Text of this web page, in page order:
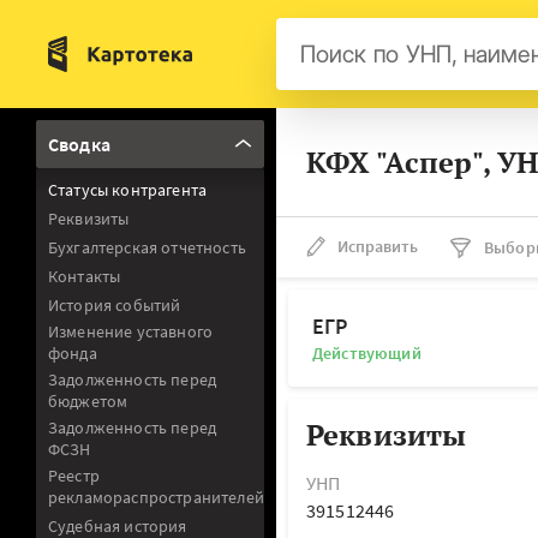
Сводка
Статусы контрагента
Реквизиты
Бухгалтерская отчетность
Контакты
История событий
Изменение уставного
фонда
Задолженность перед
бюджетом
Задолженность перед
ФСЗН
Реестр
рекламораспространителей
Судебная история
КФХ "Аспер",
Исправить
ЕГР
Действующий
Реквизиты
УНП
391512446